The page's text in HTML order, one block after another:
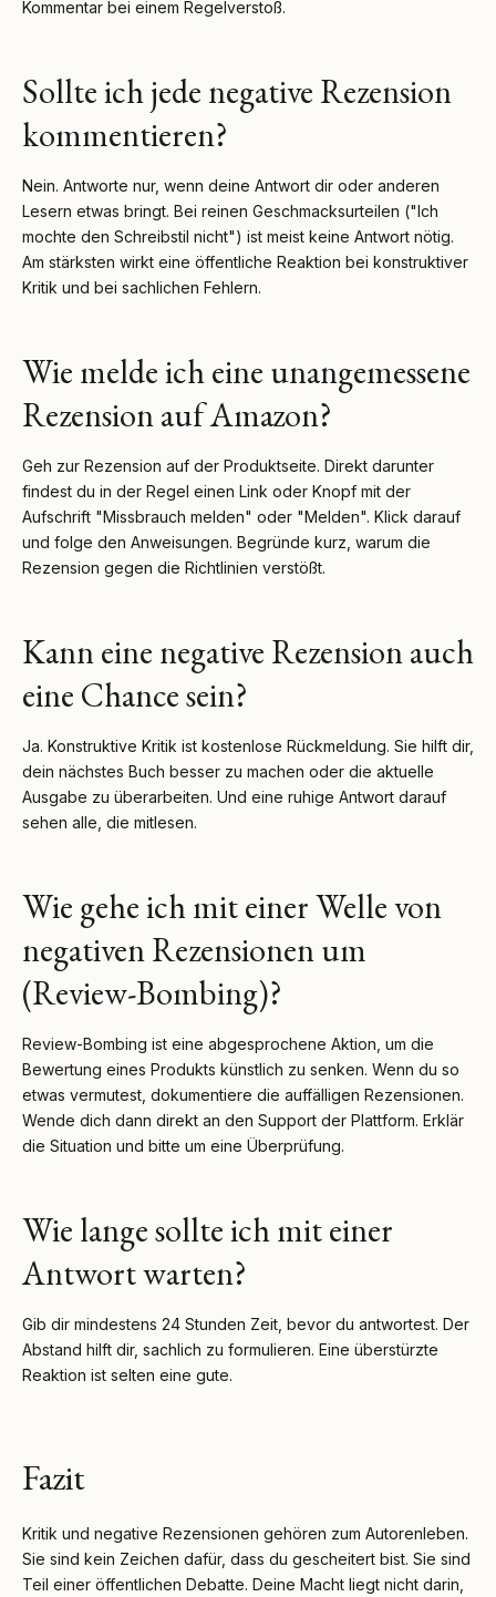
Kommentar bei einem Regelverstoß.
Sollte ich jede negative Rezension
kommentieren?
Nein. Antworte nur, wenn deine Antwort dir oder anderen
Lesern etwas bringt. Bei reinen Geschmacksurteilen ("Ich
mochte den Schreibstil nicht") ist meist keine Antwort nötig.
Am stärksten wirkt eine öffentliche Reaktion bei konstruktiver
Kritik und bei sachlichen Fehlern.
Wie melde ich eine unangemessene
Rezension auf Amazon?
Geh zur Rezension auf der Produktseite. Direkt darunter
findest du in der Regel einen Link oder Knopf mit der
Aufschrift "Missbrauch melden" oder "Melden". Klick darauf
und folge den Anweisungen. Begründe kurz, warum die
Rezension gegen die Richtlinien verstößt.
Kann eine negative Rezension auch
eine Chance sein?
Ja. Konstruktive Kritik ist kostenlose Rückmeldung. Sie hilft dir,
dein nächstes Buch besser zu machen oder die aktuelle
Ausgabe zu überarbeiten. Und eine ruhige Antwort darauf
sehen alle, die mitlesen.
Wie gehe ich mit einer Welle von
negativen Rezensionen um
(Review-Bombing)?
Review-Bombing ist eine abgesprochene Aktion, um die
Bewertung eines Produkts künstlich zu senken. Wenn du so
etwas vermutest, dokumentiere die auffälligen Rezensionen.
Wende dich dann direkt an den Support der Plattform. Erklär
die Situation und bitte um eine Überprüfung.
Wie lange sollte ich mit einer
Antwort warten?
Gib dir mindestens 24 Stunden Zeit, bevor du antwortest. Der
Abstand hilft dir, sachlich zu formulieren. Eine überstürzte
Reaktion ist selten eine gute.
Fazit
Kritik und negative Rezensionen gehören zum Autorenleben.
Sie sind kein Zeichen dafür, dass du gescheitert bist. Sie sind
Teil einer öffentlichen Debatte. Deine Macht liegt nicht darin,